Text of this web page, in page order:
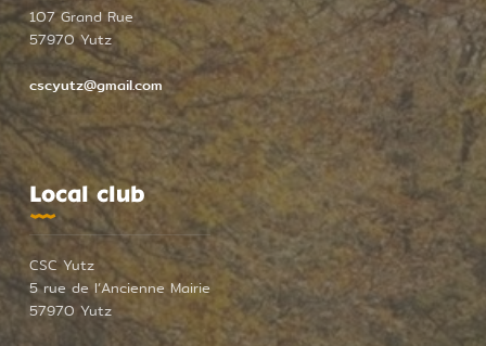
107 Grand Rue
57970 Yutz
cscyutz@gmail.com
Local club
CSC Yutz
5 rue de l’Ancienne Mairie
57970 Yutz
Partenaires
Contact
Design par foreverpinetree